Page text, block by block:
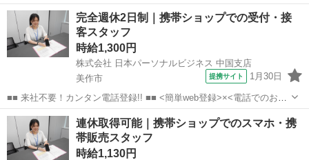
事紹介> で、来社なくお仕事探しが可能です♪ 基本情報を入力したら
電話で希望を伝えるだけでOK★ 営業、ラウンダー、事務のお仕事も
あります♪ ご希...
岡山 津山市 店長
完全週休2日制｜携帯ショップでの受付・接
客スタッフ
時給1,300円
株式会社 日本パーソナルビジネス 中国支店
美作市
提携サイト 1月30日
■■ 来社不要！カンタン電話登録!! ■■ <簡単web登録>×<電話でのお仕
事紹介> で、来社なくお仕事探しが可能です♪ 基本情報を入力したら
電話で希望を伝えるだけでOK★ 営業、ラウンダー、事務のお仕事も
あります♪ ご希...
岡山 美作市 店長
連休取得可能｜携帯ショップでのスマホ・携
帯販売スタッフ
時給1,130円